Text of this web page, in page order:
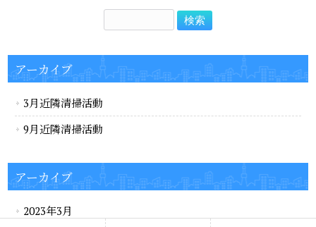
アーカイブ
3月近隣清掃活動
9月近隣清掃活動
アーカイブ
2023年3月